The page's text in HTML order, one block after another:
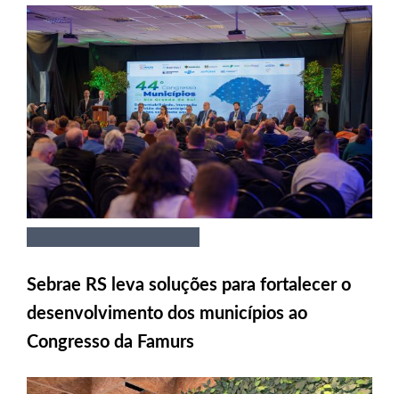
Sebrae RS leva soluções para fortalecer o
desenvolvimento dos municípios ao
Congresso da Famurs